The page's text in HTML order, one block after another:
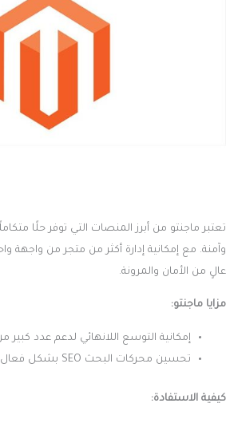
تعتبر ماجنتو من أبرز المنصات التي توفر حلًا
وآمنة. مع إمكانية إدارة أكثر من متجر من واجهة
عالٍ من الأمان والمرونة.
مزايا ماجنتو:
إمكانية التوسع اللانهائي لدعم عدد كبير
تحسين محركات البحث SEO بشكل فعال.
كيفية الاستفادة: